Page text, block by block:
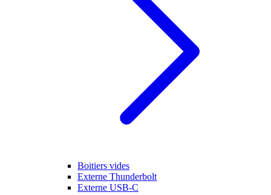
Boitiers vides
Externe Thunderbolt
Externe USB-C